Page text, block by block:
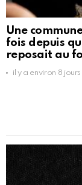
Une
fois depuis
reposait au
il y a environ 8 jours